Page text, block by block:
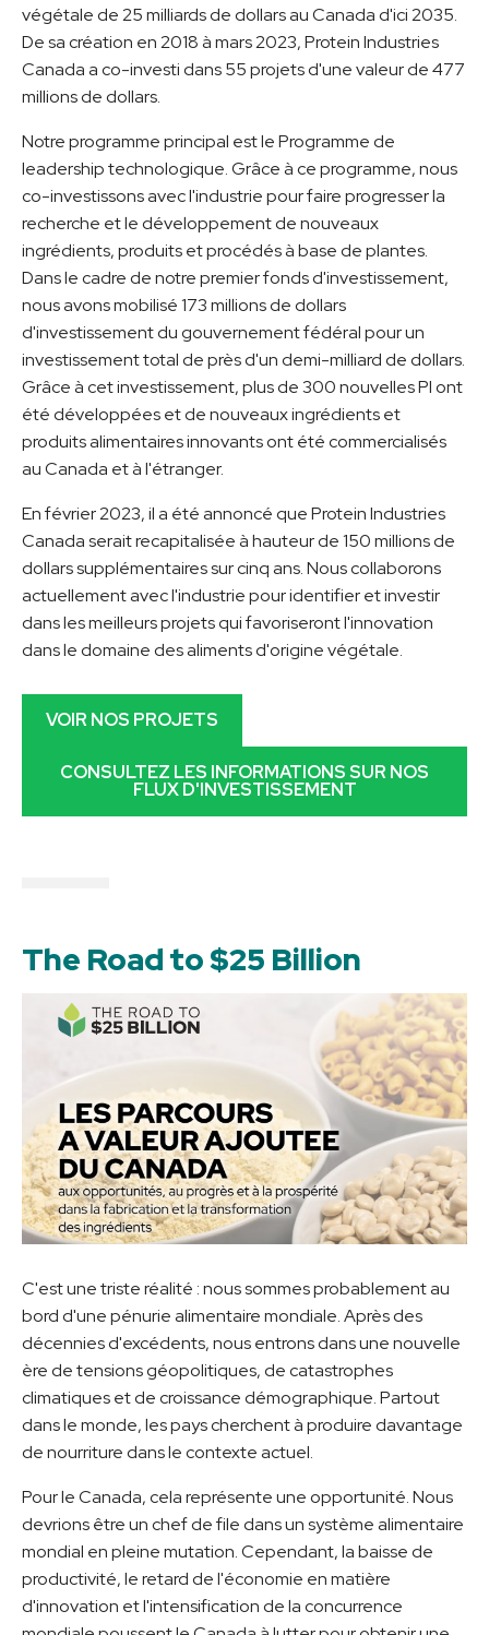
végétale de 25 milliards de dollars au Canada d'ici 2035.
De sa création en 2018 à mars 2023, Protein Industries
Canada a co-investi dans 55 projets d'une valeur de 477
millions de dollars.
Notre programme principal est le Programme de
leadership technologique. Grâce à ce programme, nous
co-investissons avec l'industrie pour faire progresser la
recherche et le développement de nouveaux
ingrédients, produits et procédés à base de plantes.
Dans le cadre de notre premier fonds d'investissement,
nous avons mobilisé 173 millions de dollars
d'investissement du gouvernement fédéral pour un
investissement total de près d'un demi-milliard de dollars.
Grâce à cet investissement, plus de 300 nouvelles PI ont
été développées et de nouveaux ingrédients et
produits alimentaires innovants ont été commercialisés
au Canada et à l'étranger.
En février 2023, il a été annoncé que Protein Industries
Canada serait recapitalisée à hauteur de 150 millions de
dollars supplémentaires sur cinq ans. Nous collaborons
actuellement avec l'industrie pour identifier et investir
dans les meilleurs projets qui favoriseront l'innovation
dans le domaine des aliments d'origine végétale.
VOIR NOS PROJETS
CONSULTEZ LES INFORMATIONS SUR NOS
FLUX D'INVESTISSEMENT
The Road to $25 Billion
C'est une triste réalité : nous sommes probablement au
bord d'une pénurie alimentaire mondiale. Après des
décennies d'excédents, nous entrons dans une nouvelle
ère de tensions géopolitiques, de catastrophes
climatiques et de croissance démographique. Partout
dans le monde, les pays cherchent à produire davantage
de nourriture dans le contexte actuel.
Pour le Canada, cela représente une opportunité. Nous
devrions être un chef de file dans un système alimentaire
mondial en pleine mutation. Cependant, la baisse de
productivité, le retard de l'économie en matière
d'innovation et l'intensification de la concurrence